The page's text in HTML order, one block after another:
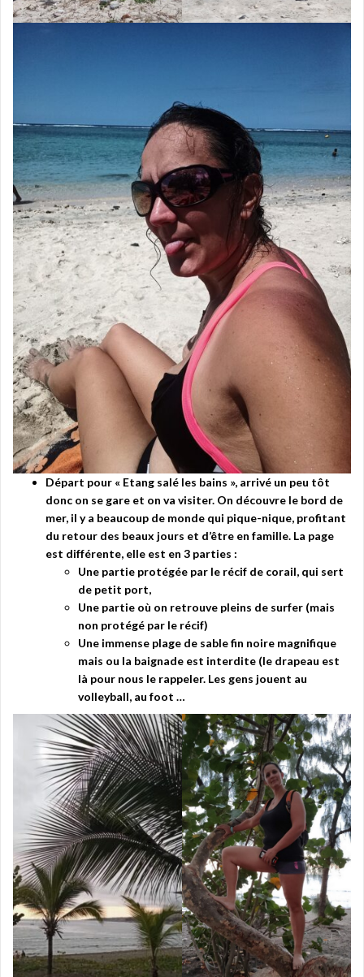
Départ pour « Etang salé les bains », arrivé un peu tôt
donc on se gare et on va visiter. On découvre le bord de
mer, il y a beaucoup de monde qui pique-nique, profitant
du retour des beaux jours et d’être en famille. La page
est différente, elle est en 3 parties :
Une partie protégée par le récif de corail, qui sert
de petit port,
Une partie où on retrouve pleins de surfer (mais
non protégé par le récif)
Une immense plage de sable fin noire magnifique
mais ou la baignade est interdite (le drapeau est
là pour nous le rappeler. Les gens jouent au
volleyball, au foot …